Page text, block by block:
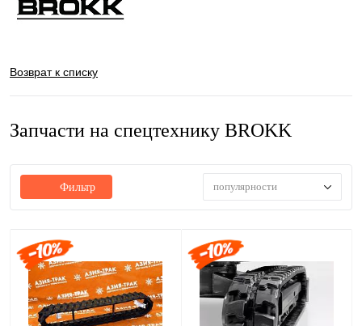
Возврат к списку
Запчасти на спецтехнику BROKK
Фильтр популярности